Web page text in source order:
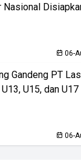
Nasional
06-
Gandeng PT
U15, dan U17
06-